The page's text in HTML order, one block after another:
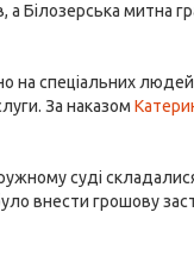
а Білозерська митна
на спеціальних
За наказом
суді складалися
внести грошову